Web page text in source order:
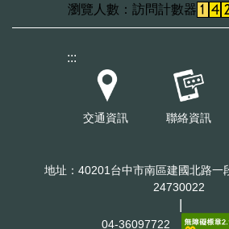
訪問計數器
:::
交通資訊 聯絡資訊
地址：40201台中市南區建國北路一
24730022
|
04-36097722